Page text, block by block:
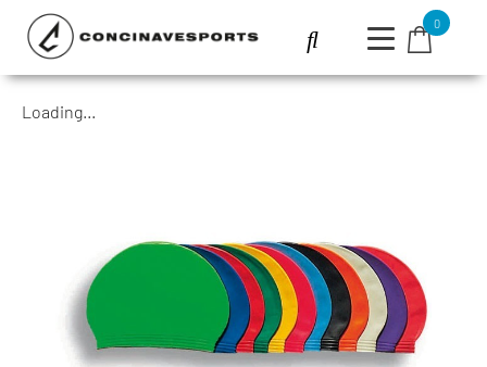
0
Loading...